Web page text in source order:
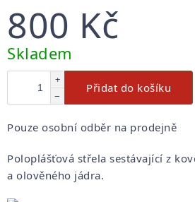
800 Kč
Měrná
Skladem
+
−
Přidat do košíku
Pouze osobní odběr na prodejně
Poloplášťová střela sestávající z
a olověného jádra.